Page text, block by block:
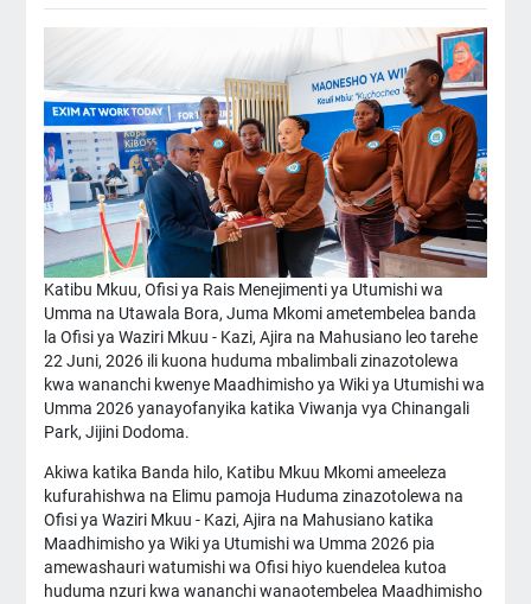
Katibu Mkuu, Ofisi ya Rais Menejimenti ya Utumishi wa
Umma na Utawala Bora, Juma Mkomi ametembelea banda
la Ofisi ya Waziri Mkuu - Kazi, Ajira na Mahusiano leo tarehe
22 Juni, 2026 ili kuona huduma mbalimbali zinazotolewa
kwa wananchi kwenye Maadhimisho ya Wiki ya Utumishi wa
Umma 2026 yanayofanyika katika Viwanja vya Chinangali
Park, Jijini Dodoma.
Akiwa katika Banda hilo, Katibu Mkuu Mkomi ameeleza
kufurahishwa na Elimu pamoja Huduma zinazotolewa na
Ofisi ya Waziri Mkuu - Kazi, Ajira na Mahusiano katika
Maadhimisho ya Wiki ya Utumishi wa Umma 2026 pia
amewashauri watumishi wa Ofisi hiyo kuendelea kutoa
huduma nzuri kwa wananchi wanaotembelea Maadhimisho